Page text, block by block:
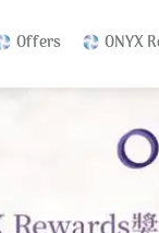
Offers ONYX